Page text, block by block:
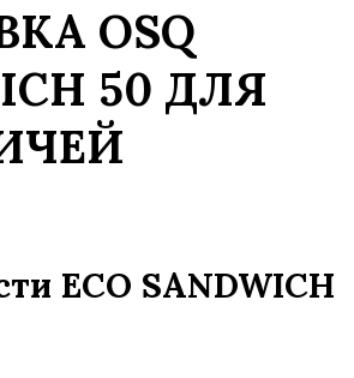
OSQ
50 ДЛЯ
ECO SANDWICH